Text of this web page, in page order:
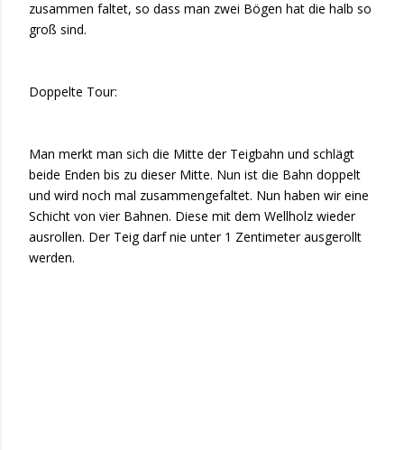
zusammen faltet, so dass man zwei Bögen hat die halb so
groß sind.
Doppelte Tour:
Man merkt man sich die Mitte der Teigbahn und schlägt
beide Enden bis zu dieser Mitte. Nun ist die Bahn doppelt
und wird noch mal zusammengefaltet. Nun haben wir eine
Schicht von vier Bahnen. Diese mit dem Wellholz wieder
ausrollen. Der Teig darf nie unter 1 Zentimeter ausgerollt
werden.